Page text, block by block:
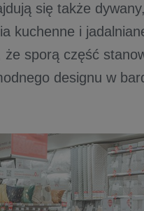
się także
kuchenne i
sporą część
designu w